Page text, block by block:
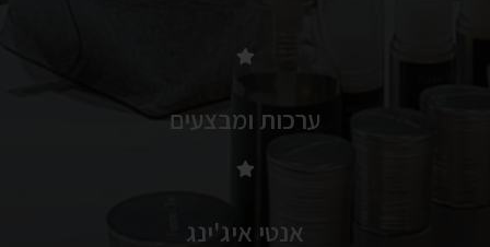
ערכות ומבצעים
אנטי איג'ינג